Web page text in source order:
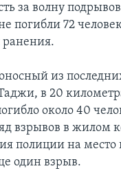
за волну
погибли 72
ранения.
из
в 20
около 40
взрывов в жилом
полиции на место
один взрыв.